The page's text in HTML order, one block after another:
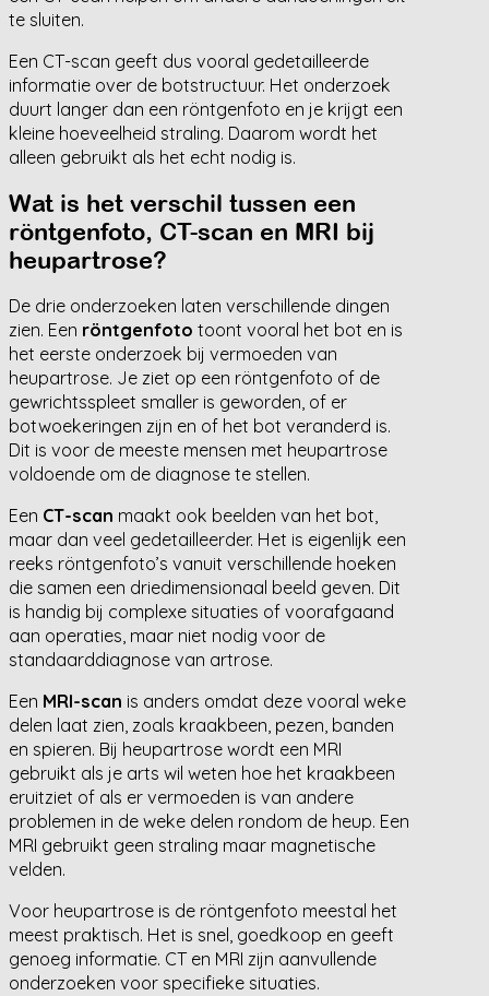
te sluiten.
Een CT-scan geeft dus vooral gedetailleerde
informatie over de botstructuur. Het onderzoek
duurt langer dan een röntgenfoto en je krijgt een
kleine hoeveelheid straling. Daarom wordt het
alleen gebruikt als het echt nodig is.
Wat is het verschil tussen een
röntgenfoto, CT-scan en MRI bij
heupartrose?
De drie onderzoeken laten verschillende dingen
zien. Een röntgenfoto toont vooral het bot en is
het eerste onderzoek bij vermoeden van
heupartrose. Je ziet op een röntgenfoto of de
gewrichtsspleet smaller is geworden, of er
botwoekeringen zijn en of het bot veranderd is.
Dit is voor de meeste mensen met heupartrose
voldoende om de diagnose te stellen.
Een CT-scan maakt ook beelden van het bot,
maar dan veel gedetailleerder. Het is eigenlijk een
reeks röntgenfoto’s vanuit verschillende hoeken
die samen een driedimensionaal beeld geven. Dit
is handig bij complexe situaties of voorafgaand
aan operaties, maar niet nodig voor de
standaarddiagnose van artrose.
Een MRI-scan is anders omdat deze vooral weke
delen laat zien, zoals kraakbeen, pezen, banden
en spieren. Bij heupartrose wordt een MRI
gebruikt als je arts wil weten hoe het kraakbeen
eruitziet of als er vermoeden is van andere
problemen in de weke delen rondom de heup. Een
MRI gebruikt geen straling maar magnetische
velden.
Voor heupartrose is de röntgenfoto meestal het
meest praktisch. Het is snel, goedkoop en geeft
genoeg informatie. CT en MRI zijn aanvullende
onderzoeken voor specifieke situaties.